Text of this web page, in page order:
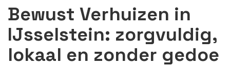
Bewust Verhuizen in
IJsselstein: zorgvuldig,
lokaal en zonder gedoe